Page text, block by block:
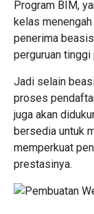
Program BIM,
kelas
penerima
perguruan tinggi
Jadi selain
proses
juga akan
bersedia untuk
memperkuat
prestasinya.